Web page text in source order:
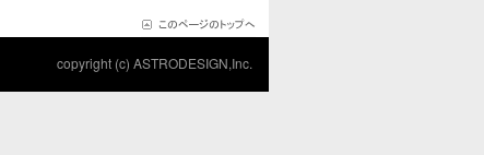
copyright (c) ASTRODESIGN,Inc.